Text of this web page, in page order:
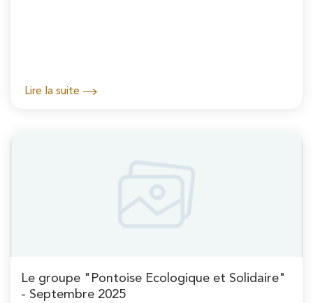
Lire la suite
Le groupe "Pontoise Ecologique et Solidaire"
- Septembre 2025